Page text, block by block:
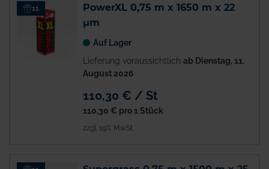
11
PowerXL 0,75 m x 1650 m x 22
µm
Auf Lager
Lieferung voraussichtlich ab Dienstag, 11.
August 2026
110,30 € / St
110,30 € pro 1 Stück
zzgl. 19% MwSt.